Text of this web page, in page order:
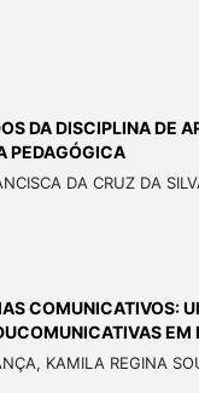
DA DISCIPLINA DE
PEDAGÓGICA
DA CRUZ DA
COMUNICATIVOS:
EM
KAMILA REGINA